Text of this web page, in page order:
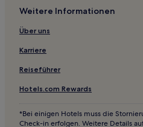
Günstige in Alexandria
Günstige in Hinckley
Weitere Informationen
Über uns
Karriere
Reiseführer
Hotels.com Rewards
*Bei einigen Hotels muss die
Check-in erfolgen. Weitere Details